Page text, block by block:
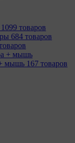
1099 товаров
684 товаров
мышь 167 товаров